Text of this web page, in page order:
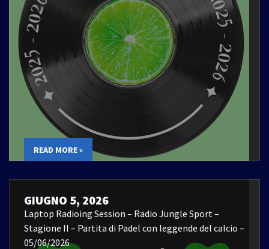
READ MORE »
GIUGNO 5, 2026
Laptop Radioing Session – Radio Jungle Sport –
Stagione II – Partita di Padel con leggende del calcio –
05/06/2026